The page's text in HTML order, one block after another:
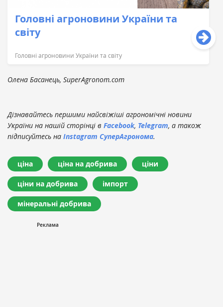
Головні агроновини України та
світу
Головні агроновини України та світу
Олена Басанець, SuperAgronom.com
Дізнавайтесь першими найсвіжіші агрономічні новини
України на нашій сторінці в Facebook, Telegram, а також
підписуйтесь на Instagram СуперАгронома.
ціна ціна на добрива ціни
ціни на добрива імпорт
мінеральні добрива